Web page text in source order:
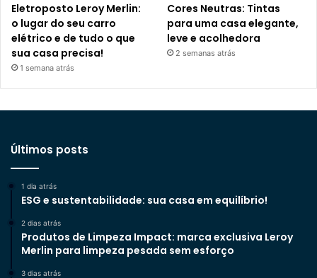
Eletroposto Leroy Merlin:
o lugar do seu carro
elétrico e de tudo o que
sua casa precisa!
1 semana atrás
Cores Neutras: Tintas
para uma casa elegante,
leve e acolhedora
2 semanas atrás
Últimos posts
1 dia atrás
ESG e sustentabilidade: sua casa em equilíbrio!
2 dias atrás
Produtos de Limpeza Impact: marca exclusiva Leroy
Merlin para limpeza pesada sem esforço
3 dias atrás